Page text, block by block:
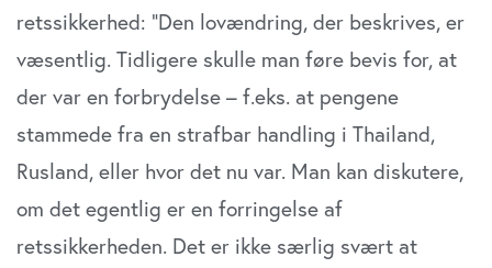
retssikkerhed: ”Den lov­ændring, der beskrives, er
væsentlig. Tidligere skulle man føre bevis for, at
der var en forbrydelse – f.eks. at pengene
stammede fra en strafbar handling i Thailand,
Rusland, el­ler hvor det nu var. Man kan diskutere,
om det egentlig er en forringelse af
retssikkerheden. Det er ikke særlig svært at